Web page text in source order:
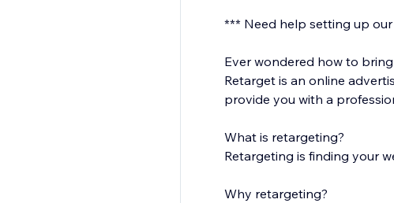
*** Need help setting up our
Ever wondered how to
Retarget is an online
provide you with a
What is retargeting?
Retargeting is finding your
Why retargeting?